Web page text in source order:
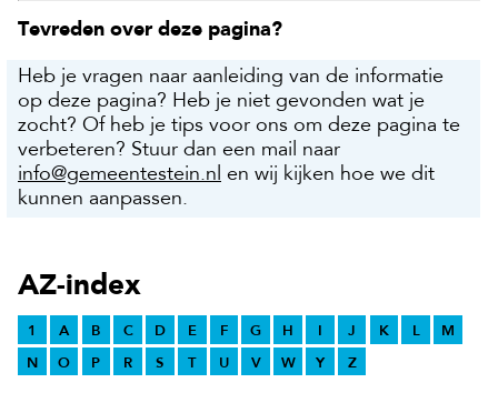
Tevreden over deze pagina?
Heb je vragen naar aanleiding van de informatie
op deze pagina? Heb je niet gevonden wat je
zocht? Of heb je tips voor ons om deze pagina te
verbeteren? Stuur dan een mail naar
info@gemeentestein.nl en wij kijken hoe we dit
kunnen aanpassen.
AZ-index
1 A B C D E F G H I J K L
M
N
O P R S T U V W Y Z